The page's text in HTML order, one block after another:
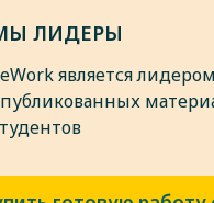
ЛИДЕРЫ
является